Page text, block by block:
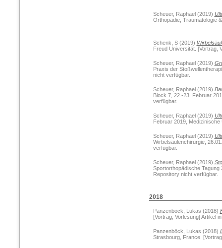
Scheuer, Raphael(2019)
Orthopädie, Traumatologie
Schenk, S(2019)
Freud Universität. [Vortrag,
Scheuer, Raphael(2019)
Praxis der
nicht verfügbar.
Scheuer, Raphael(2019)
Block 7, 22.-23. Februar
verfügbar.
Scheuer, Raphael(2019)
Februar 2019,
Scheuer, Raphael(2019)
Wirbelsäulenchirurgie,
verfügbar.
Scheuer, Raphael(2019)
Sportorthopädische Tagung
Repository nicht verfügbar.
2018
Panzenböck, Lukas (2018)
[Vortrag, Vorlesung] Artikel
Panzenböck, Lukas (2018)
Strasbourg, France.